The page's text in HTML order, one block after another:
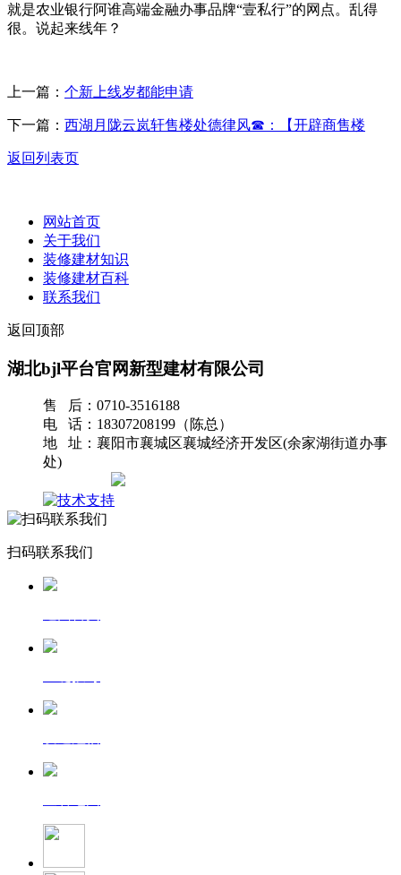
就是农业银行阿谁高端金融办事品牌“壹私行”的网点。乱得
很。说起来线年？
上一篇： 个新上线岁都能申请
下一篇： 西湖月陇云岚轩售楼处德律风☎：【开辟商售楼
返回列表页
网站首页
关于我们
装修建材知识
装修建材百科
联系我们
返回顶部
湖北bjl平台官网新型建材有限公司
售 后：0710-3516188
电 话：18307208199（陈总）
地 址：襄阳市襄城区襄城经济开发区(余家湖街道办事
处)
扫码联系我们